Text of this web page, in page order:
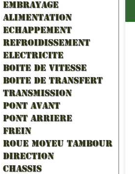
EMBRAYAGE
ALIMENTATION
ECHAPPEMENT
REFROIDISSEMENT
ELECTRICITE
BOITE DE VITESSE
BOITE DE TRANSFERT
TRANSMISSION
PONT AVANT
PONT ARRIERE
FREIN
ROUE MOYEU TAMBOUR
DIRECTION
CHASSIS
HUILE MOTEUR
(Spécial
Prix :